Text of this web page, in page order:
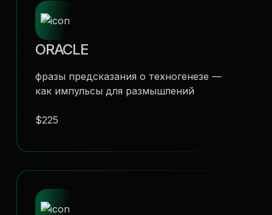
ORACLE
фразы предсказания о техногенезе —
как импульсы для размышлений
$225